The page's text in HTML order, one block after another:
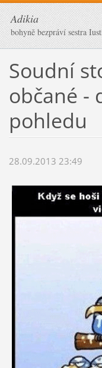
Adikia
bohyně bezpráví sestra
Soudní
občané -
pohledu
28.09.2013 23:49